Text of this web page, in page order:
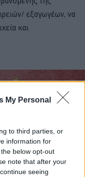
My Personal
to third parties, or
information for
below opt-out
note that after your
seeing
εξαγωγέων, να
και